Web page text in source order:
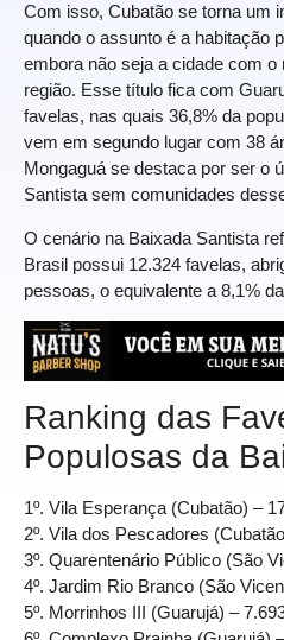
Com isso, Cubatão se torna um
quando o assunto é a habitação
embora não seja a cidade com
região. Esse título fica com
favelas, nas quais 36,8% da
vem em segundo lugar com 38
Mongaguá se destaca por ser o
Santista sem comunidades
O cenário na Baixada Santista
Brasil possui 12.324 favelas,
pessoas, o equivalente a 8,1%
Ranking das
Populosas da
1º. Vila Esperança (Cubatão) –
2º. Vila dos Pescadores
3º. Quarentenário Público (São
4º. Jardim Rio Branco (São
5º. Morrinhos III (Guarujá) –